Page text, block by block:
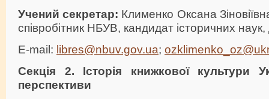
Учений секретар: Клименко Оксана
співробітник НБУВ, кандидат історичних
E-mail: libres@nbuv.gov.ua;
Секція 2. Історія книжкової культури
перспективи